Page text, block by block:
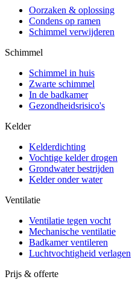
Oorzaken & oplossing
Condens op ramen
Schimmel verwijderen
Schimmel
Schimmel in huis
Zwarte schimmel
In de badkamer
Gezondheidsrisico's
Kelder
Kelderdichting
Vochtige kelder drogen
Grondwater bestrijden
Kelder onder water
Ventilatie
Ventilatie tegen vocht
Mechanische ventilatie
Badkamer ventileren
Luchtvochtigheid verlagen
Prijs & offerte